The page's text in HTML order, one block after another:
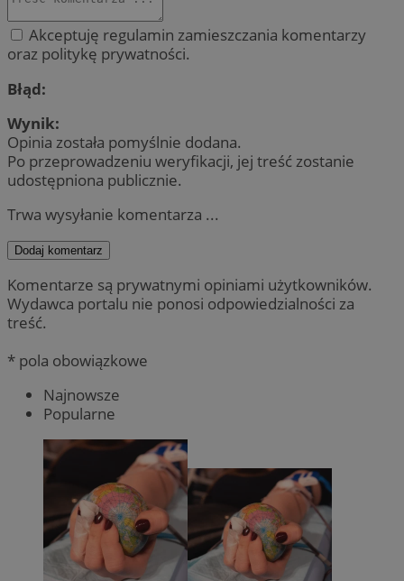
Akceptuję regulamin zamieszczania komentarzy
oraz politykę prywatności.
Błąd:
Wynik:
Opinia została pomyślnie dodana.
Po przeprowadzeniu weryfikacji, jej treść zostanie
udostępniona publicznie.
Trwa wysyłanie komentarza ...
Dodaj komentarz
Komentarze są prywatnymi opiniami użytkowników.
Wydawca portalu nie ponosi odpowiedzialności za
treść.
* pola obowiązkowe
Najnowsze
Popularne